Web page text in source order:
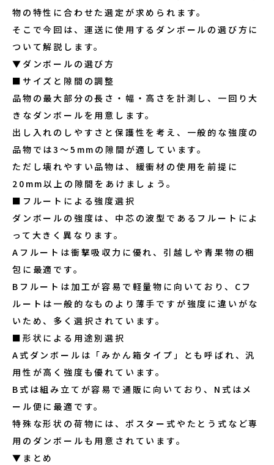
物の特性に合わせた選定が求められます。
そこで今回は、運送に使用するダンボールの選び方に
ついて解説します。
▼ダンボールの選び方
■サイズと隙間の調整
品物の最大部分の長さ・幅・高さを計測し、一回り大
きなダンボールを用意します。
出し入れのしやすさと保護性を考え、一般的な強度の
品物では3～5mmの隙間が適しています。
ただし壊れやすい品物は、緩衝材の使用を前提に
20mm以上の隙間をあけましょう。
■フルートによる強度選択
ダンボールの強度は、中芯の波型であるフルートによ
って大きく異なります。
Aフルートは衝撃吸収力に優れ、引越しや青果物の梱
包に最適です。
Bフルートは加工が容易で軽量物に向いており、Cフ
ルートは一般的なものより薄手ですが強度に違いがな
いため、多く選択されています。
■形状による用途別選択
A式ダンボールは「みかん箱タイプ」とも呼ばれ、汎
用性が高く強度も優れています。
B式は組み立てが容易で通販に向いており、N式はメ
ール便に最適です。
特殊な形状の荷物には、ポスター式やたとう式など専
用のダンボールも用意されています。
▼まとめ